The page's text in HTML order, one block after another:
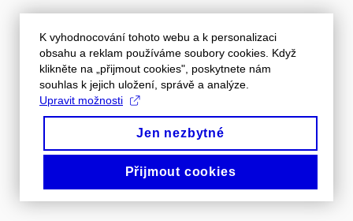
K vyhodnocování tohoto webu a k personalizaci
obsahu a reklam používáme soubory cookies. Když
klikněte na „přijmout cookies", poskytnete nám
souhlas k jejich uložení, správě a analýze.
Upravit možnosti
Jen nezbytné
Přijmout cookies